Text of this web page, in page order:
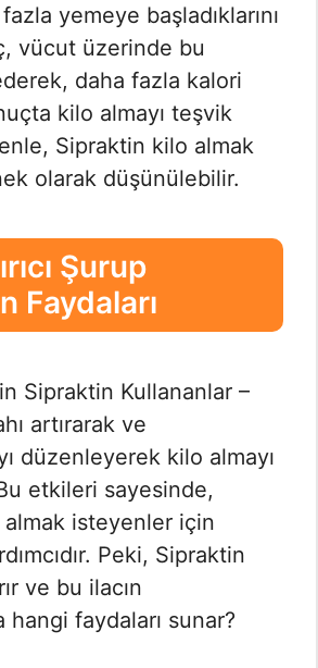
yemeye başladıklarını
vücut üzerinde bu
daha fazla kalori
kilo almayı teşvik
Sipraktin kilo almak
olarak düşünülebilir.
Şurup
Faydaları
Sipraktin Kullananlar –
artırarak ve
düzenleyerek kilo almayı
etkileri sayesinde,
isteyenler için
Peki, Sipraktin
ve bu ilacın
hangi faydaları sunar?